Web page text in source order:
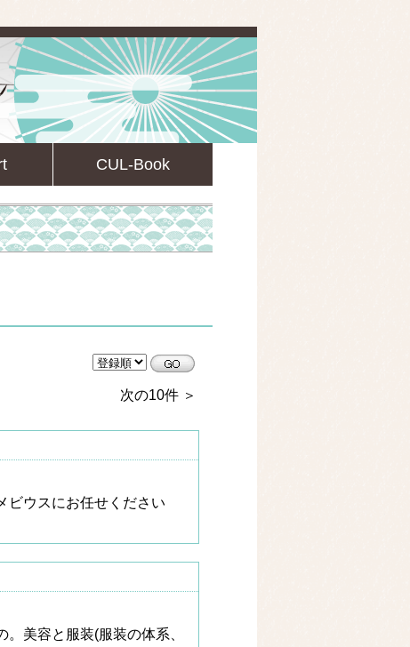
CUL-Book
次の10件 ＞
ビウスにお任せください
美容と服装(服装の体系、